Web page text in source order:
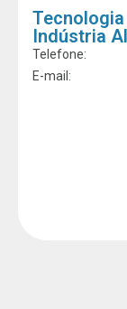
Indústria
Telefone:
E-mail: